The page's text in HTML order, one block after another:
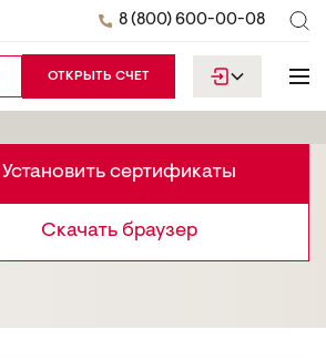
8 (800) 600-00-08
ОТКРЫТЬ СЧЕТ
Установить сертификаты
Скачать браузер